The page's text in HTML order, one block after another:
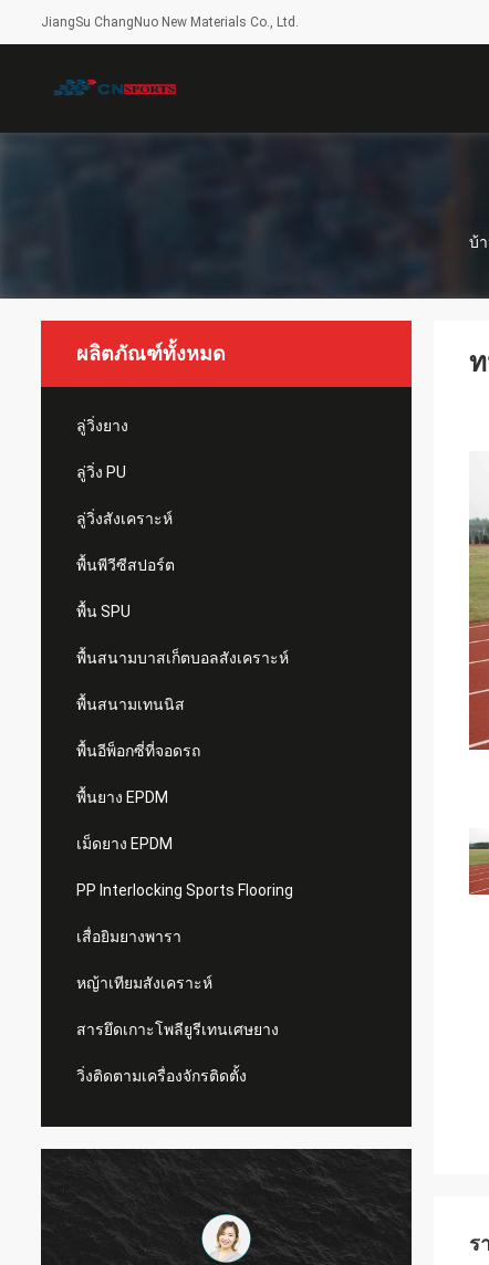
JiangSu ChangNuo New Materials Co., Ltd.
บ้
ผลิตภัณฑ์ทั้งหมด
ลู่วิ่งยาง
ลู่วิ่ง PU
ลู่วิ่งสังเคราะห์
พื้นพีวีซีสปอร์ต
พื้น SPU
พื้นสนามบาสเก็ตบอลสังเคราะห์
พื้นสนามเทนนิส
พื้นอีพ็อกซี่ที่จอดรถ
พื้นยาง EPDM
เม็ดยาง EPDM
PP Interlocking Sports Flooring
เสื่อยิมยางพารา
หญ้าเทียมสังเคราะห์
สารยึดเกาะโพลียูรีเทนเศษยาง
วิ่งติดตามเครื่องจักรติดตั้ง
ร